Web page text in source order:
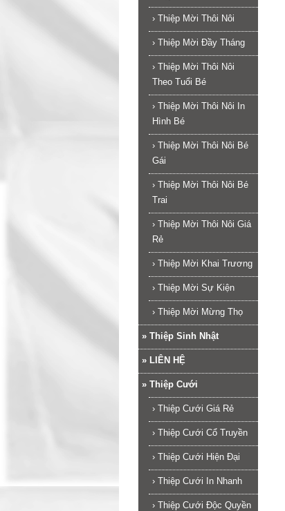
› Thiệp Mời Thôi Nôi
› Thiệp Mời Đầy Tháng
› Thiệp Mời Thôi Nôi
Theo Tuổi Bé
› Thiệp Mời Thôi Nôi In
Hình Bé
› Thiệp Mời Thôi Nôi Bé
Gái
› Thiệp Mời Thôi Nôi Bé
Trai
› Thiệp Mời Thôi Nôi Giá
Rẻ
› Thiệp Mời Khai Trương
› Thiệp Mời Sự Kiện
› Thiệp Mời Mừng Thọ
» Thiệp Sinh Nhật
» LIÊN HỆ
» Thiệp Cưới
› Thiệp Cưới Giá Rẻ
› Thiệp Cưới Cổ Truyền
› Thiệp Cưới Hiện Đại
› Thiệp Cưới In Nhanh
› Thiệp Cưới Độc Quyền